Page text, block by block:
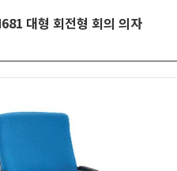
대형 회전형 회의 의자